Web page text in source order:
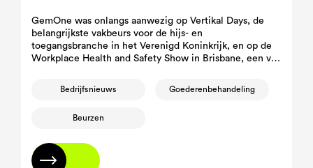
GemOne was onlangs aanwezig op Vertikal Days, de
belangrijkste vakbeurs voor de hijs- en
toegangsbranche in het Verenigd Koninkrijk, en op de
Workplace Health and Safety Show in Brisbane, een van
Bedrijfsnieuws Goederenbehandeling
Beurzen
Lees meer